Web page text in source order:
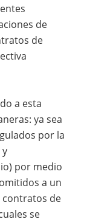
de
de
a esta
ya sea
por la
y
por medio
a un
de
se